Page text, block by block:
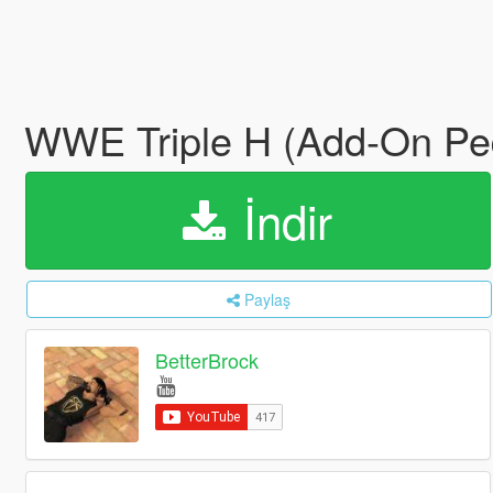
WWE Triple H (Add-On
İndir
Paylaş
BetterBrock